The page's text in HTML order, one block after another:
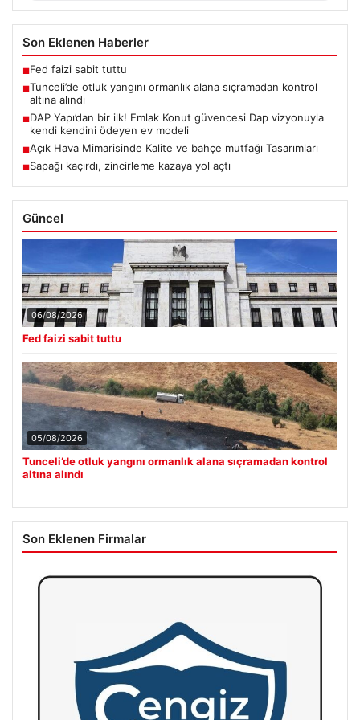
Son Eklenen Haberler
■Fed faizi sabit tuttu
■Tunceli’de otluk yangını ormanlık alana sıçramadan kontrol
altına alındı
■DAP Yapı’dan bir ilk! Emlak Konut güvencesi Dap vizyonuyla
kendi kendini ödeyen ev modeli
■Açık Hava Mimarisinde Kalite ve bahçe mutfağı Tasarımları
■Sapağı kaçırdı, zincirleme kazaya yol açtı
Güncel
06/08/2026
Fed faizi sabit tuttu
05/08/2026
Tunceli’de otluk yangını ormanlık alana sıçramadan kontrol
altına alındı
Son Eklenen Firmalar